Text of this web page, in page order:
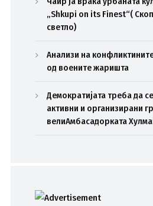
„Shkupi on its Finest“(
светло)
Анализи на
од воените жаришта
Демократијата треба да
активни и организирани
велиАмбасадорката